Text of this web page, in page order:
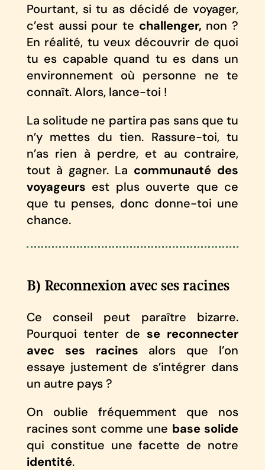
Pourtant, si tu as décidé de voyager,
c’est aussi pour te challenger, non ?
En réalité, tu veux découvrir de quoi
tu es capable quand tu es dans un
environnement où personne ne te
connaît. Alors, lance-toi !
La solitude ne partira pas sans que tu
n’y mettes du tien. Rassure-toi, tu
n’as rien à perdre, et au contraire,
tout à gagner. La communauté des
voyageurs est plus ouverte que ce
que tu penses, donc donne-toi une
chance.
B) Reconnexion avec ses racines
Ce conseil peut paraître bizarre.
Pourquoi tenter de se reconnecter
avec ses racines alors que l’on
essaye justement de s’intégrer dans
un autre pays ?
On oublie fréquemment que nos
racines sont comme une base solide
qui constitue une facette de notre
identité.